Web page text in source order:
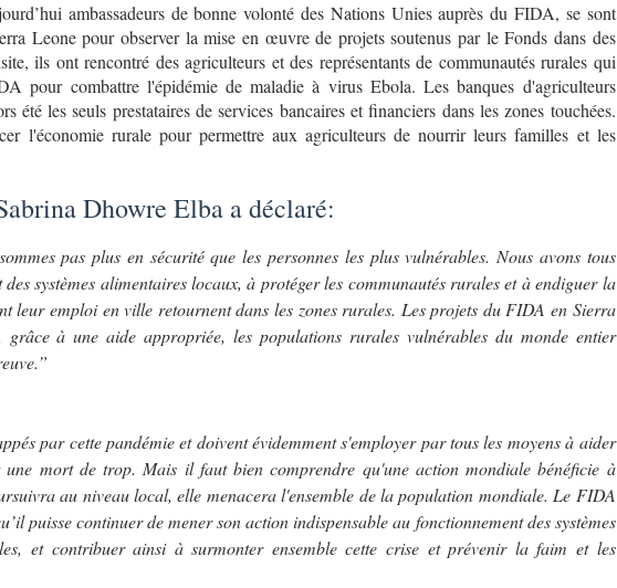
ambassadeurs de bonne volonté des Nations Unies auprès du FIDA, se sont
Leone pour observer la mise en œuvre de projets soutenus par le Fonds dans des
ils ont rencontré des agriculteurs et des représentants de communautés rurales qui
pour combattre l'épidémie de maladie à virus Ebola. Les banques d'agriculteurs
été les seuls prestataires de services bancaires et financiers dans les zones touchées.
l'économie rurale pour permettre aux agriculteurs de nourrir leurs familles et les
Dhowre Elba a déclaré:
pas plus en sécurité que les personnes les plus vulnérables. Nous avons tous
systèmes alimentaires locaux, à protéger les communautés rurales et à endiguer la
leur emploi en ville retournent dans les zones rurales. Les projets du FIDA en Sierra
grâce à une aide appropriée, les populations rurales vulnérables du monde entier
par cette pandémie et doivent évidemment s'employer par tous les moyens à aider
mort de trop. Mais il faut bien comprendre qu'une action mondiale bénéficie à
au niveau local, elle menacera l'ensemble de la population mondiale. Le FIDA
puisse continuer de mener son action indispensable au fonctionnement des systèmes
et contribuer ainsi à surmonter ensemble cette crise et prévenir la faim et les